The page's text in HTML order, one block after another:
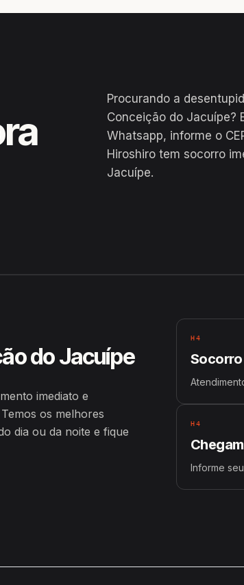
Procurando a
Conceição do Jacuípe?
Whatsapp, informe o
Hiroshiro tem socorro
Jacuípe.
do Jacuípe
imediato e
os melhores
dia ou da noite e fique
H4
H4
Informe